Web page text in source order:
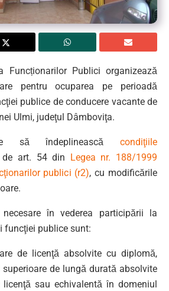
Funcționarilor Publici organizează
pentru ocuparea pe perioadă
publice de conducere vacante de
Ulmi, judeţul Dâmboviţa.
să îndeplinească condiţiile
de art. 54 din Legea nr. 188/1999
publici (r2), cu modificările
necesare în vederea participării la
funcţiei publice sunt:
de licenţă absolvite cu diplomă,
de lungă durată absolvite
sau echivalentă în domeniul